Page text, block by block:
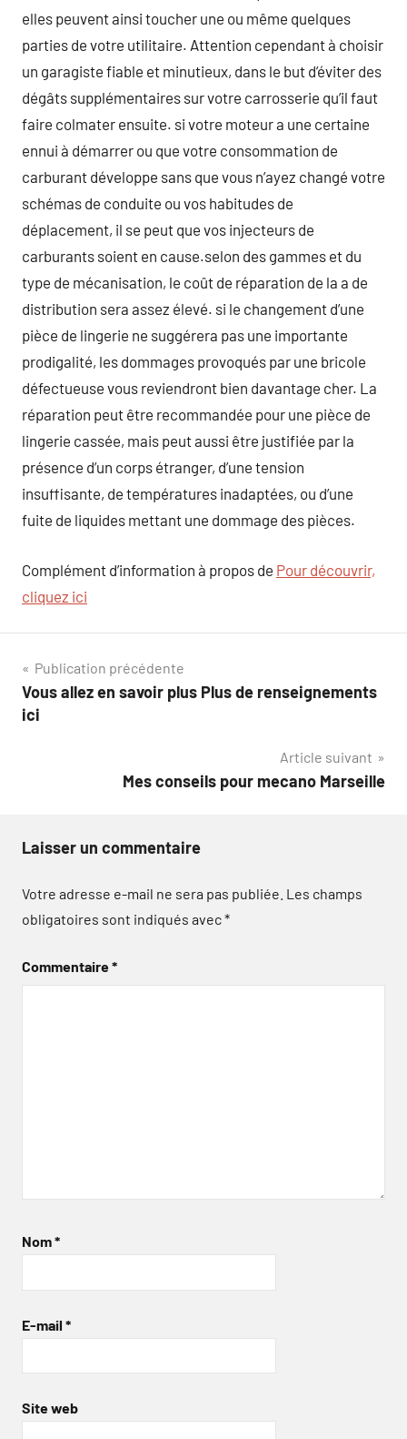
elles peuvent ainsi toucher une ou même quelques
parties de votre utilitaire. Attention cependant à choisir
un garagiste fiable et minutieux, dans le but d’éviter des
dégâts supplémentaires sur votre carrosserie qu’il faut
faire colmater ensuite. si votre moteur a une certaine
ennui à démarrer ou que votre consommation de
carburant développe sans que vous n’ayez changé votre
schémas de conduite ou vos habitudes de
déplacement, il se peut que vos injecteurs de
carburants soient en cause.selon des gammes et du
type de mécanisation, le coût de réparation de la a de
distribution sera assez élevé. si le changement d’une
pièce de lingerie ne suggérera pas une importante
prodigalité, les dommages provoqués par une bricole
défectueuse vous reviendront bien davantage cher. La
réparation peut être recommandée pour une pièce de
lingerie cassée, mais peut aussi être justifiée par la
présence d’un corps étranger, d’une tension
insuffisante, de températures inadaptées, ou d’une
fuite de liquides mettant une dommage des pièces.
Complément d’information à propos de Pour découvrir,
cliquez ici
Navigation
de
Publication précédente
Vous allez en savoir plus Plus de renseignements
ici
Article suivant
Mes conseils pour mecano Marseille
Laisser un commentaire
Votre adresse e-mail ne sera pas publiée. Les champs
obligatoires sont indiqués avec*
Commentaire*
Nom*
E-mail *
Site web